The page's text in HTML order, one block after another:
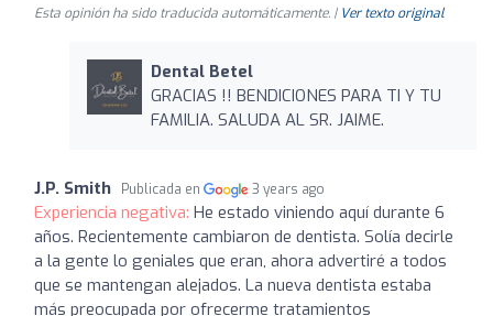
Esta opinión ha sido traducida automáticamente. | Ver texto original
Dental Betel
GRACIAS !! BENDICIONES PARA TI Y TU
FAMILIA. SALUDA AL SR. JAIME.
J.P. Smith Publicada en 3 years ago
Experiencia negativa: He estado viniendo aquí durante 6
años. Recientemente cambiaron de dentista. Solía decirle
a la gente lo geniales que eran, ahora advertiré a todos
que se mantengan alejados. La nueva dentista estaba
más preocupada por ofrecerme tratamientos